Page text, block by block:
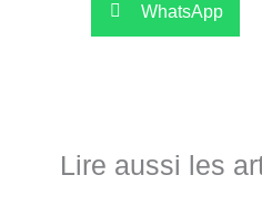
WhatsApp
Lire aussi les